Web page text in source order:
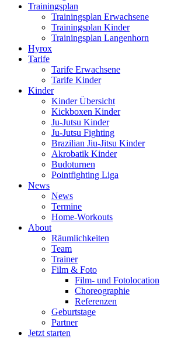
Trainingsplan
Trainingsplan Erwachsene
Trainingsplan Kinder
Trainingsplan Langenhorn
Hyrox
Tarife
Tarife Erwachsene
Tarife Kinder
Kinder
Kinder Übersicht
Kickboxen Kinder
Ju-Jutsu Kinder
Ju-Jutsu Fighting
Brazilian Jiu-Jitsu Kinder
Akrobatik Kinder
Budoturnen
Pointfighting Liga
News
News
Termine
Home-Workouts
About
Räumlichkeiten
Team
Trainer
Film & Foto
Film- und Fotolocation
Choreographie
Referenzen
Geburtstage
Partner
Jetzt starten